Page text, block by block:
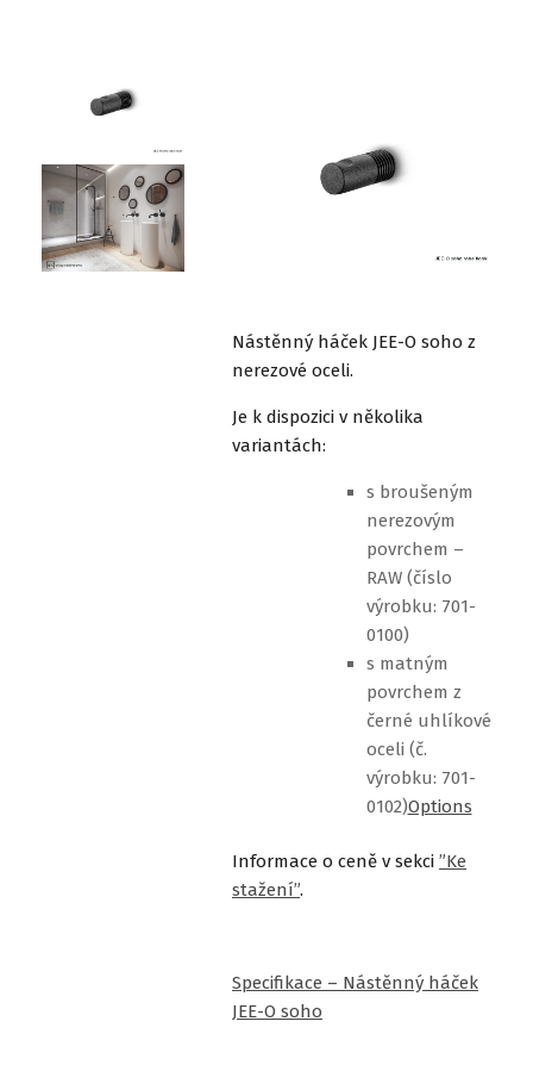
Nástěnný háček JEE-O soho z
nerezové oceli.
Je k dispozici v několika
variantách:
s broušeným
nerezovým
povrchem –
RAW (číslo
výrobku: 701-
0100)
s matným
povrchem z
černé uhlíkové
oceli (č.
výrobku: 701-
0102)Options
Informace o ceně v sekci ”Ke
stažení”.
Specifikace – Nástěnný háček
JEE-O soho